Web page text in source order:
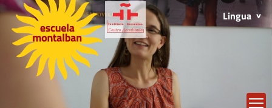
Lingua